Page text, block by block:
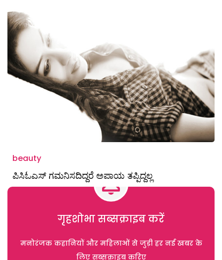
beauty
ಪಿಸಿಓಎಸ್ ಗಮನಿಸದಿದ್ದರೆ ಅಪಾಯ ತಪ್ಪಿದ್ದಲ್ಲ
गृहशोभा सब्सक्राइब करें
मनोरंजक कहानियों और महिलाओं से जुड़ी हर नई खबर के
लिए सब्सक्राइब करिए